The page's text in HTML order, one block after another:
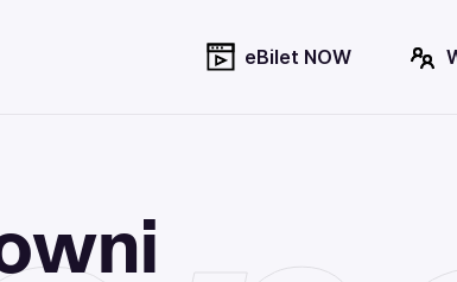
eBilet NOW